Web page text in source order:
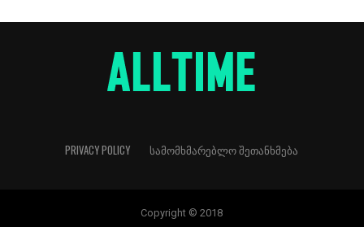
PRIVACY POLICY ᲡᲐᲛᲝᲛᲮᲛᲐᲠᲔᲑᲚᲝ ᲨᲔᲗᲐᲜᲮᲛᲔᲑᲐ
Copyright © 2018